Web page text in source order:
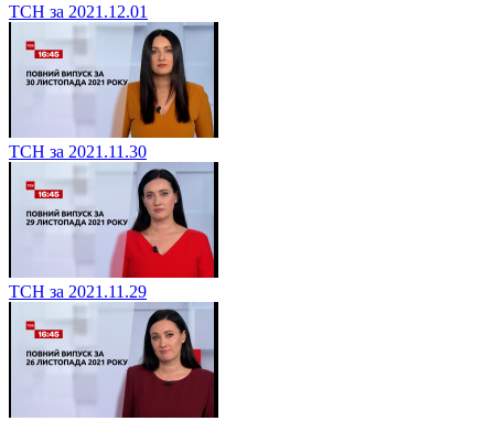
ТСН за 2021.12.01
ТСН за 2021.11.30
ТСН за 2021.11.29